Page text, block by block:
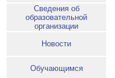
Сведения об
образовательной
организации
Новости
Обучающимся